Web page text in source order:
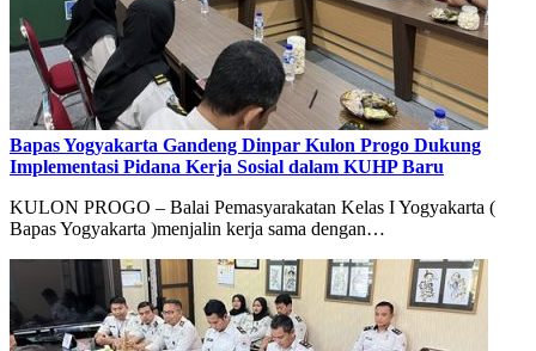
Bapas Yogyakarta Gandeng Dinpar Kulon Progo Dukung
Implementasi Pidana Kerja Sosial dalam KUHP Baru
KULON PROGO – Balai Pemasyarakatan Kelas I Yogyakarta (
Bapas Yogyakarta )menjalin kerja sama dengan…